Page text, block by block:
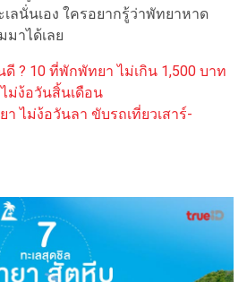
ลนั่นเอง ใครอยากรู้ว่าพัทยาหาด
าได้เลย
? 10 ที่พักพัทยา ไม่เกิน 1,500 บาท
ม่ง้อวันสิ้นเดือน
า ไม่ง้อวันลา ขับรถเที่ยวเสาร์-